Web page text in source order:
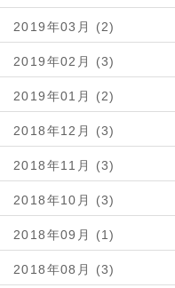
2019年03月 (2)
2019年02月 (3)
2019年01月 (2)
2018年12月 (3)
2018年11月 (3)
2018年10月 (3)
2018年09月 (1)
2018年08月 (3)